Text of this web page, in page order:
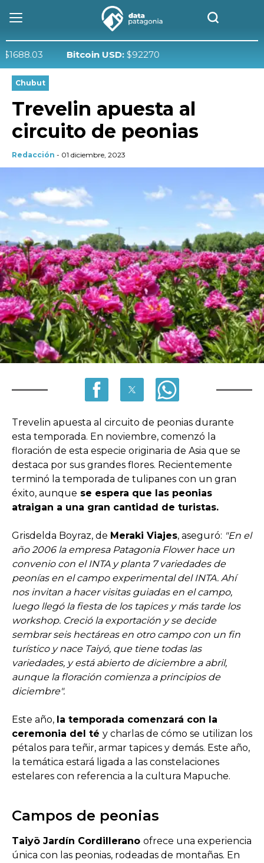
Bitcoin USD: $92270
Chubut
Trevelin apuesta al
circuito de peonias
Redacción - 01 diciembre, 2023
Trevelin apuesta al circuito de peonias durante
esta temporada. En noviembre, comenzó la
floración de esta especie originaria de Asia que se
destaca por sus grandes flores. Recientemente
terminó la temporada de tulipanes con un gran
éxito, aunque se espera que las peonias
atraigan a una gran cantidad de turistas.
Grisdelda Boyraz, de Meraki Viajes, aseguró: "En el
año 2006 la empresa Patagonia Flower hace un
convenio con el INTA y planta 7 variedades de
peonías en el campo experimental del INTA. Ahí
nos invitan a hacer visitas guiadas en el campo,
luego llegó la fiesta de los tapices y más tarde los
workshop. Creció la exportación y se decide
sembrar seis hectáreas en otro campo con un fin
turístico y nace Taiyó, que tiene todas las
variedades, y está abierto de diciembre a abril,
aunque la floración comienza a principios de
diciembre".
Este año, la temporada comenzará con la
ceremonia del té y charlas de cómo se utilizan los
pétalos para teñir, armar tapices y demás. Este año,
la temática estará ligada a las constelaciones
estelares con referencia a la cultura Mapuche.
Campos de peonias
Taiyō Jardín Cordillerano ofrece una experiencia
única con las peonias, rodeadas de montañas. En